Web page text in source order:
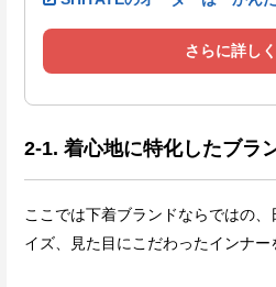
さらに詳し
2-1. 着心地に特化したブラ
ここでは下着ブランドならではの
イズ、見た目にこだわったインナー